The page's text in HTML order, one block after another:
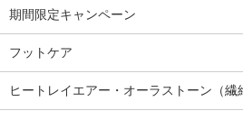
期間限定キャンペーン
フットケア
ヒートレイエアー・オーラストーン（繊